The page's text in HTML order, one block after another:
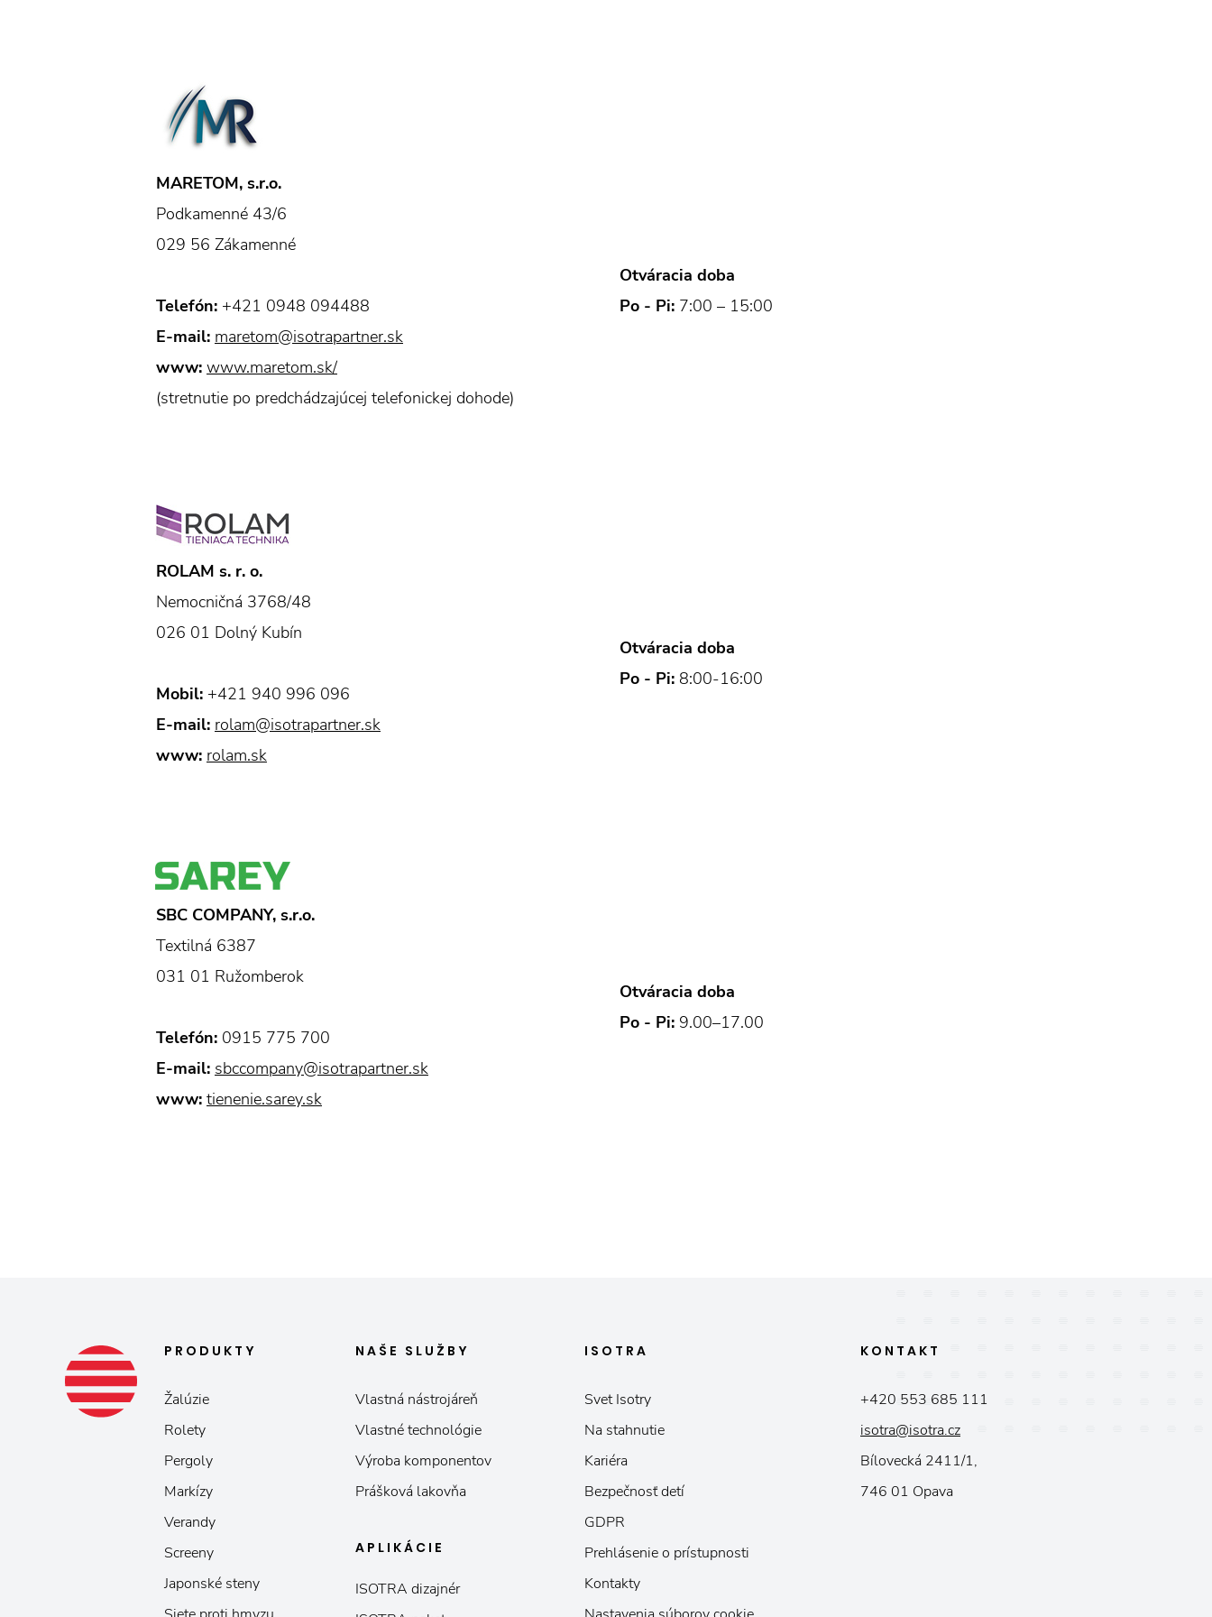
MARETOM, s.r.o.
Podkamenné 43/6
029 56 Zákamenné
Telefón: +421 0948 094488
E-mail: maretom@isotrapartner.sk
www: www.maretom.sk/
(stretnutie po predchádzajúcej telefonickej dohode)
Otváracia doba
Po - Pi: 7:00 – 15:00
ROLAM s. r. o.
Nemocničná 3768/48
026 01 Dolný Kubín
Mobil: +421 940 996 096
E-mail: rolam@isotrapartner.sk
www: rolam.sk
Otváracia doba
Po - Pi: 8:00-16:00
SBC COMPANY, s.r.o.
Textilná 6387
031 01 Ružomberok
Telefón: 0915 775 700
E-mail: sbccompany@isotrapartner.sk
www: tienenie.sarey.sk
Otváracia doba
Po - Pi: 9.00–17.00
PRODUKTY
Žalúzie
Rolety
Pergoly
Markízy
Verandy
Screeny
Japonské steny
NAŠE SLUŽBY
Vlastná nástrojáreň
Vlastné technológie
Výroba komponentov
Prášková lakovňa
APLIKÁCIE
ISOTRA dizajnér
ISOTRA
Svet Isotry
Na stahnutie
Kariéra
Bezpečnosť detí
GDPR
Prehlásenie o prístupnosti
Kontakty
KONTAKT
+420 553 685 111
isotra@isotra.cz
Bílovecká 2411/1,
746 01 Opava